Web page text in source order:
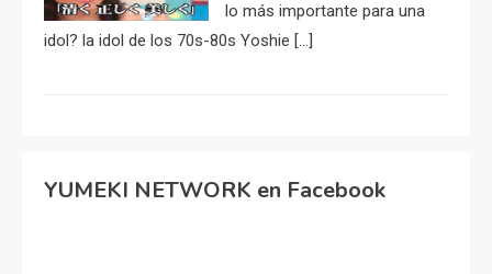
lo más importante para una
idol? la idol de los 70s-80s Yoshie […]
YUMEKI NETWORK en Facebook